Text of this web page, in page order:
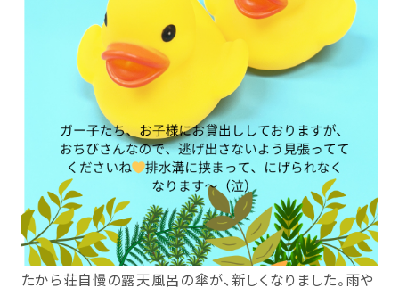
たから荘自慢の露天風呂の傘が、新しくなりました。雨や